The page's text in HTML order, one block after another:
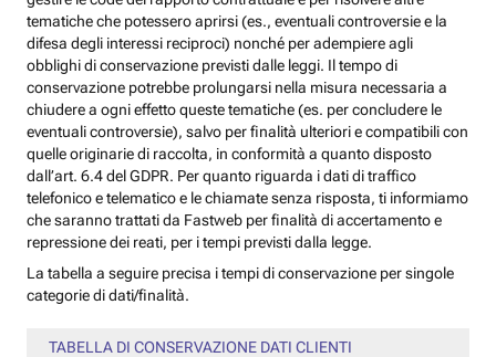
tematiche che potessero aprirsi (es., eventuali controversie e la
difesa degli interessi reciproci) nonché per adempiere agli
obblighi di conservazione previsti dalle leggi. Il tempo di
conservazione potrebbe prolungarsi nella misura necessaria a
chiudere a ogni effetto queste tematiche (es. per concludere le
eventuali controversie), salvo per finalità ulteriori e compatibili con
quelle originarie di raccolta, in conformità a quanto disposto
dall’art. 6.4 del GDPR. Per quanto riguarda i dati di traffico
telefonico e telematico e le chiamate senza risposta, ti informiamo
che saranno trattati da Fastweb per finalità di accertamento e
repressione dei reati, per i tempi previsti dalla legge.
La tabella a seguire precisa i tempi di conservazione per singole
categorie di dati/finalità.
TABELLA DI CONSERVAZIONE DATI CLIENTI